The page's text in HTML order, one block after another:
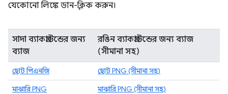
যেকোনো লিঙ্কে ডান-ক্লিক করুন।
সাদা ব্যাকগ্রাউন্ডের জন্য
ব্যাজ
রঙিন ব্যাকগ্রাউন্ডের জন্য ব্যাজ
(সীমানা সহ)
ছোট পিএনজি
ছোট PNG (সীমানা সহ)
মাঝারি PNG
মাঝারি PNG (সীমানা সহ)